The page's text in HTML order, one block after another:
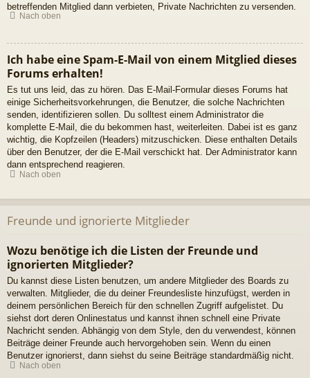
betreffenden Mitglied dann verbieten, Private Nachrichten zu versenden.
Nach oben
Ich habe eine Spam-E-Mail von einem Mitglied dieses
Forums erhalten!
Es tut uns leid, das zu hören. Das E-Mail-Formular dieses Forums hat
einige Sicherheitsvorkehrungen, die Benutzer, die solche Nachrichten
senden, identifizieren sollen. Du solltest einem Administrator die
komplette E-Mail, die du bekommen hast, weiterleiten. Dabei ist es ganz
wichtig, die Kopfzeilen (Headers) mitzuschicken. Diese enthalten Details
über den Benutzer, der die E-Mail verschickt hat. Der Administrator kann
dann entsprechend reagieren.
Nach oben
Freunde und ignorierte Mitglieder
Wozu benötige ich die Listen der Freunde und
ignorierten Mitglieder?
Du kannst diese Listen benutzen, um andere Mitglieder des Boards zu
verwalten. Mitglieder, die du deiner Freundesliste hinzufügst, werden in
deinem persönlichen Bereich für den schnellen Zugriff aufgelistet. Du
siehst dort deren Onlinestatus und kannst ihnen schnell eine Private
Nachricht senden. Abhängig von dem Style, den du verwendest, können
Beiträge deiner Freunde auch hervorgehoben sein. Wenn du einen
Benutzer ignorierst, dann siehst du seine Beiträge standardmäßig nicht.
Nach oben